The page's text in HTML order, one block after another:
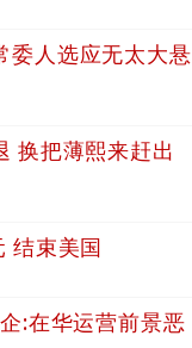
委人选应无太大悬
换把薄熙来赶出
结束美国
:在华运营前景恶